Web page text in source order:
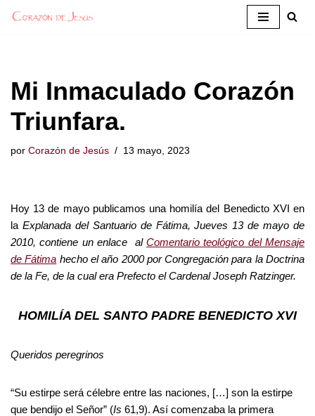
Mi Inmaculado Corazón
Triunfara.
por Corazón de Jesús 13 mayo, 2023
Hoy 13 de mayo publicamos una homilía del Benedicto XVI en
la Explanada del Santuario de Fátima, Jueves 13 de mayo de
2010, contiene un enlace al Comentario teológico del Mensaje
de Fátima hecho el año 2000 por Congregación para la Doctrina
de la Fe, de la cual era Prefecto el Cardenal Joseph Ratzinger.
HOMILÍA DEL SANTO PADRE BENEDICTO XVI
Queridos peregrinos
“Su estirpe será célebre entre las naciones, […] son la estirpe
que bendijo el Señor” (Is 61,9). Así comenzaba la primera